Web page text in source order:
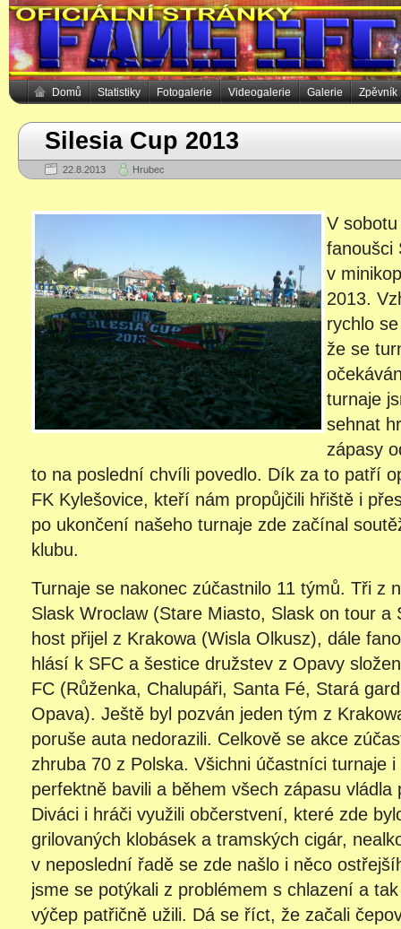
Domů Statistiky Fotogalerie Videogalerie Galerie Zpěvník
Silesia Cup 2013
22.8.2013 Hrubec
V
fanoušci
v
2013.
rychlo
že se
turnaje
sehnat
zápasy
to na poslední chvíli povedlo. Dík za to patří
FK Kylešovice, kteří nám propůjčili hřiště i
po ukončení našeho turnaje zde začínal
klubu.
Turnaje se nakonec zúčastnilo 11 týmů. Tři z
Slask Wroclaw (Stare Miasto, Slask on tour a
host přijel z Krakowa (Wisla Olkusz), dále
hlásí k SFC a šestice družstev z Opavy
FC (Růženka, Chalupáři, Santa Fé, Stará
Opava). Ještě byl pozván jeden tým z
poruše auta nedorazili. Celkově se akce
zhruba 70 z Polska. Všichni účastníci turnaje
perfektně bavili a během všech zápasu
Diváci i hráči využili občerstvení, které zde
grilovaných klobásek a tramských cigár,
v neposlední řadě se zde našlo i něco
jsme se potýkali z problémem s chlazení a
výčep patřičně užili. Dá se říct, že začali